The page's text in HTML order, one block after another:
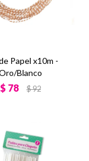
Papel x10m -
Blanco
$ 78 $92